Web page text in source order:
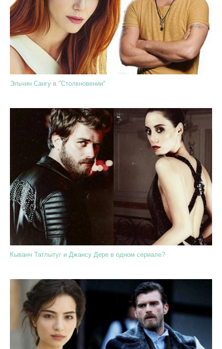
Эльчин Сангу в "Столкновении"
Кыванч Татлытуг и Джансу Дере в одном сериале?